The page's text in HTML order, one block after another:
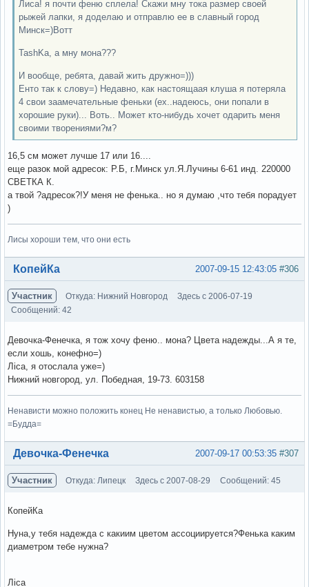
Лиса! я почти феню сплела! Скажи мну тока размер своей
рыжей лапки, я доделаю и отправлю ее в славный город
Минск=)Вотт
TashKa, а мну мона???
И вообще, ребята, давай жить дружно=)))
Енто так к слову=) Недавно, как настоящаая клуша я потеряла
4 свои заамечательные феньки (ех..надеюсь, они попали в
хорошие руки)... Воть.. Может кто-нибудь хочет одарить меня
своими творениями?м?
16,5 см может лучше 17 или 16....
еще разок мой адресок: Р.Б, г.Минск ул.Я.Лучины 6-61 инд. 220000
СВЕТКА К.
а твой ?адресок?!У меня не фенька.. но я думаю ,что тебя порадует
)
Лисы хороши тем, что они есть
Вне форума #306
2007-09-15 12:43:05
КопейКа
Участник Откуда: Нижний Новгород
Здесь с 2006-07-19
Сообщений: 42
Девочка-Фенечка, я тож хочу феню.. мона? Цвета надежды...А я те,
если хошь, конефно=)
Ліса, я отослала уже=)
Нижний новгород, ул. Победная, 19-73. 603158
Ненависти можно положить конец Не ненавистью, а только Любовью.
=Будда=
Вне форума #307
2007-09-17 00:53:35
Девочка-Фенечка
Участник Откуда: Липецк Здесь с 2007-08-29 Сообщений: 45
КопейКа
Нуна,у тебя надежда с какиим цветом ассоциируется?Фенька каким
диаметром тебе нужна?
Ліса